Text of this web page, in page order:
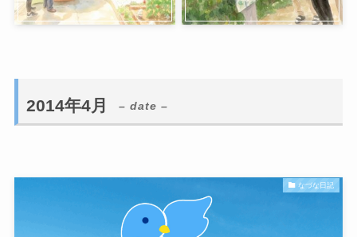
2014年4月 – date –
なづな日記